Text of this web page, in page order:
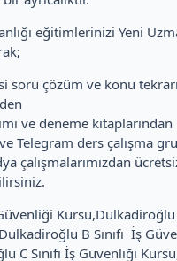
eğitimlerinizi Yeni
soru çözüm ve konu tekrarı
ve deneme kitaplarından
Telegram ders çalışma
çalışmalarımızdan
Kursu,Dulkadiroğlu
B Sınıfı İş
C Sınıfı İş Güvenliği